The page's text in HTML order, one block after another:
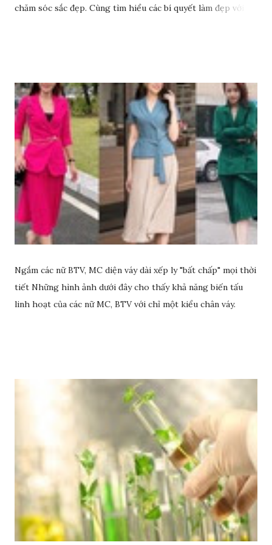
chăm sóc sắc đẹp. Cùng tìm hiểu các bí quyết làm đẹp với
Ngắm các nữ BTV, MC diện váy dài xếp ly "bất chấp" mọi thời
tiết Những hình ảnh dưới đây cho thấy khả năng biến tấu
linh hoạt của các nữ MC, BTV với chỉ một kiểu chân váy.